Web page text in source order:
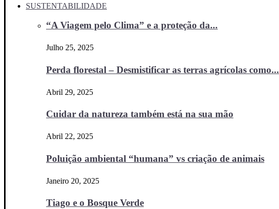
SUSTENTABILIDADE
“A Viagem pelo Clima” e a proteção da...
Julho 25, 2025
Perda florestal – Desmistificar as terras agrícolas como...
Abril 29, 2025
Cuidar da natureza também está na sua mão
Abril 22, 2025
Poluição ambiental “humana” vs criação de animais
Janeiro 20, 2025
Tiago e o Bosque Verde